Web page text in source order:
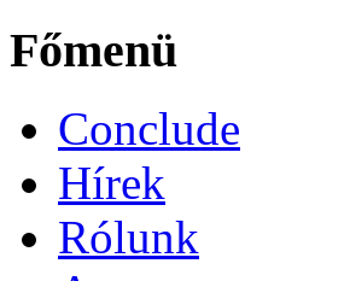
Főmenü
Conclude
Hírek
Rólunk